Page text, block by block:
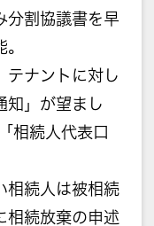
分割協議書を早
テナントに対し
知」が望まし
相続人代表口
相続人は被相続
相続放棄の申述